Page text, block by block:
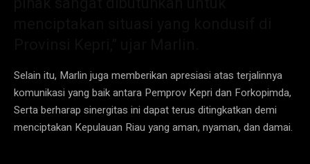
Selain itu, Marlin juga memberikan apresiasi atas terjalinnya
komunikasi yang baik antara Pemprov Kepri dan Forkopimda,
Serta berharap sinergitas ini dapat terus ditingkatkan demi
menciptakan Kepulauan Riau yang aman, nyaman, dan damai.